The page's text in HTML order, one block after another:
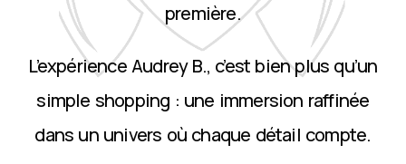
première.
L’expérience Audrey B., c’est bien plus qu’un
simple shopping : une immersion raffinée
dans un univers où chaque détail compte.